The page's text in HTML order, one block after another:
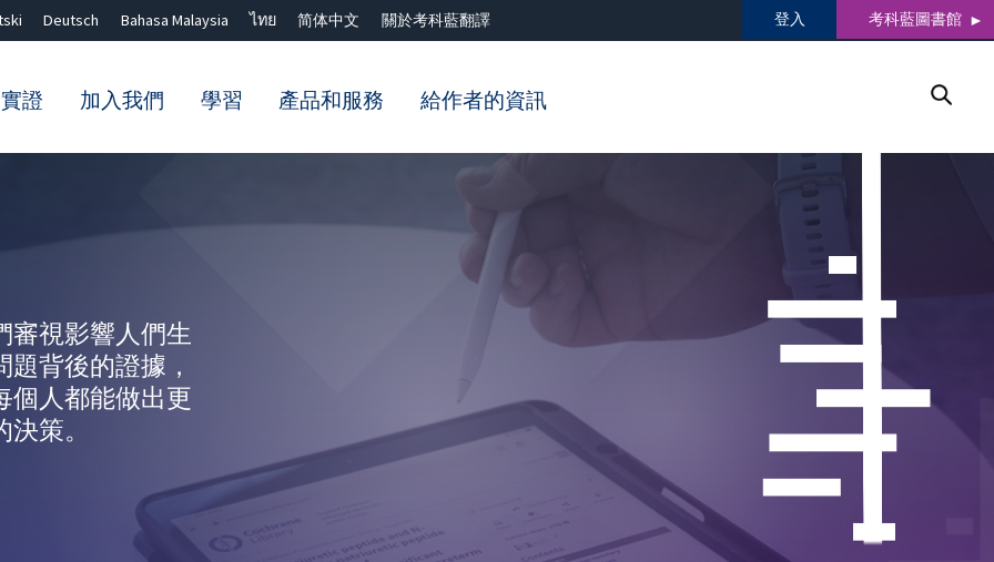
Deutsch Bahasa Malaysia ไทย 简体中文 關於考科藍翻譯 登入 考科藍圖書館
證 加入我們 學習 產品和服務 給作者的資訊
審視影響人們生
題背後的證據，
個人都能做出更
決策。